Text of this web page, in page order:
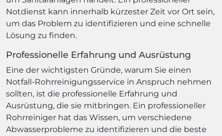
Notdienst kann innerhalb kürzester Zeit vor Ort sein,
um das Problem zu identifizieren und eine schnelle
Lösung zu finden.
Professionelle Erfahrung und Ausrüstung
Eine der wichtigsten Gründe, warum Sie einen
Notfall-Rohrreinigungsservice in Anspruch nehmen
sollten, ist die professionelle Erfahrung und
Ausrüstung, die sie mitbringen. Ein professioneller
Rohrreiniger hat das Wissen, um verschiedene
Abwasserprobleme zu identifizieren und die beste